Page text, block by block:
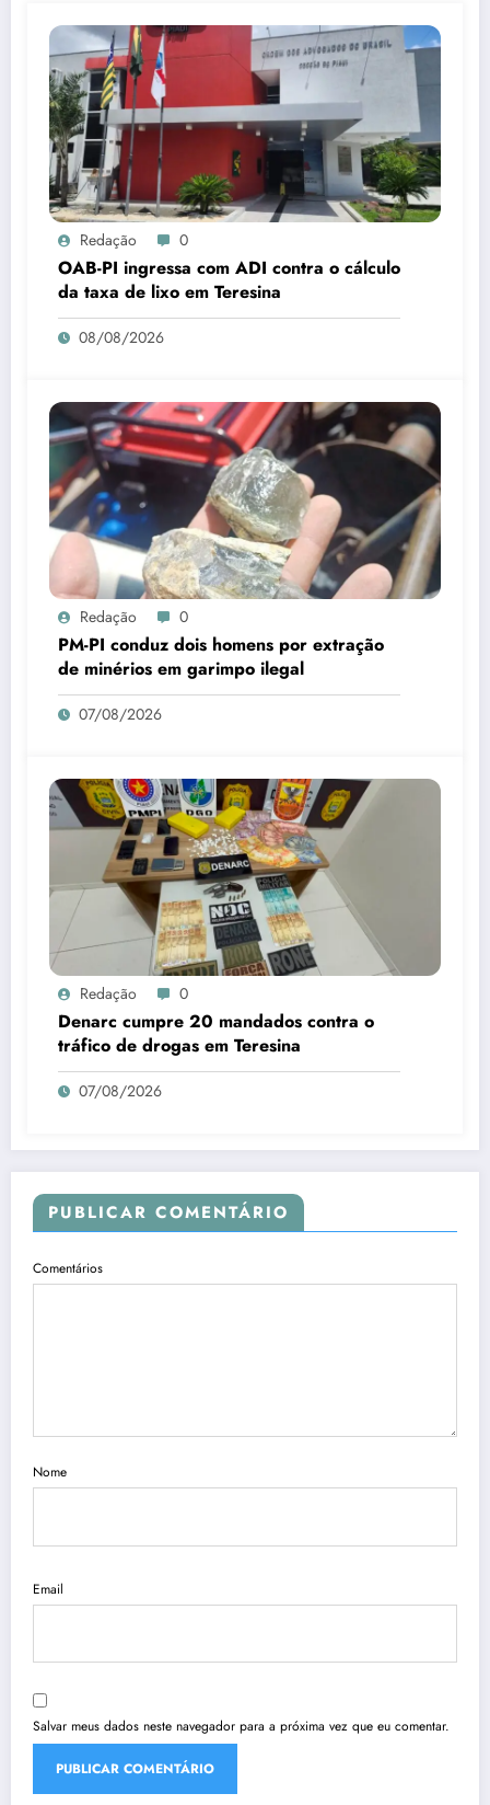
Redação 0
OAB-PI ingressa com ADI contra o cálculo
da taxa de lixo em Teresina
08/08/2026
Redação 0
PM-PI conduz dois homens por extração
de minérios em garimpo ilegal
07/08/2026
Redação 0
Denarc cumpre 20 mandados contra o
tráfico de drogas em Teresina
07/08/2026
PUBLICAR COMENTÁRIO
Comentários
Nome
Email
Salvar meus dados neste navegador para a próxima vez que eu comentar.